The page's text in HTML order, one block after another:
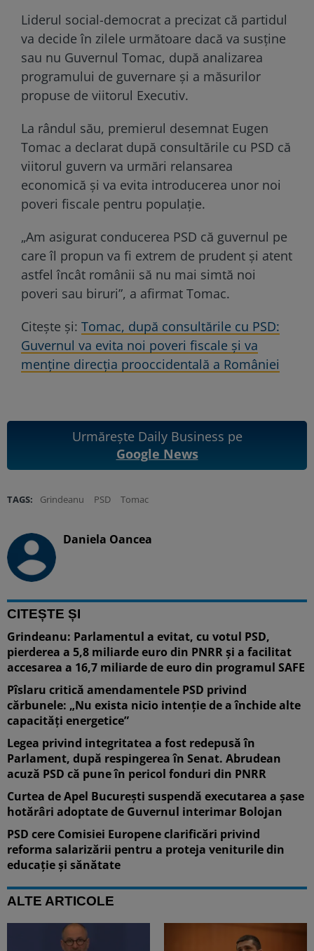
Liderul social-democrat a precizat că partidul
va decide în zilele următoare dacă va susține
sau nu Guvernul Tomac, după analizarea
programului de guvernare și a măsurilor
propuse de viitorul Executiv.
La rândul său, premierul desemnat Eugen
Tomac a declarat după consultările cu PSD că
viitorul guvern va urmări relansarea
economică și va evita introducerea unor noi
poveri fiscale pentru populație.
„Am asigurat conducerea PSD că guvernul pe
care îl propun va fi extrem de prudent și atent
astfel încât românii să nu mai simtă noi
poveri sau biruri”, a afirmat Tomac.
Citește și: Tomac, după consultările cu PSD:
Guvernul va evita noi poveri fiscale și va
menține direcția prooccidentală a României
Urmărește Daily Business pe
Google News
TAGS: Grindeanu PSD Tomac
Daniela Oancea
CITEȘTE ȘI
Grindeanu: Parlamentul a evitat, cu votul PSD,
pierderea a 5,8 miliarde euro din PNRR și a facilitat
accesarea a 16,7 miliarde de euro din programul SAFE
Pîslaru critică amendamentele PSD privind
cărbunele: „Nu exista nicio intenție de a închide alte
capacități energetice”
Legea privind integritatea a fost redepusă în
Parlament, după respingerea în Senat. Abrudean
acuză PSD că pune în pericol fonduri din PNRR
Curtea de Apel București suspendă executarea a șase
hotărâri adoptate de Guvernul interimar Bolojan
PSD cere Comisiei Europene clarificări privind
reforma salarizării pentru a proteja veniturile din
educație și sănătate
ALTE ARTICOLE